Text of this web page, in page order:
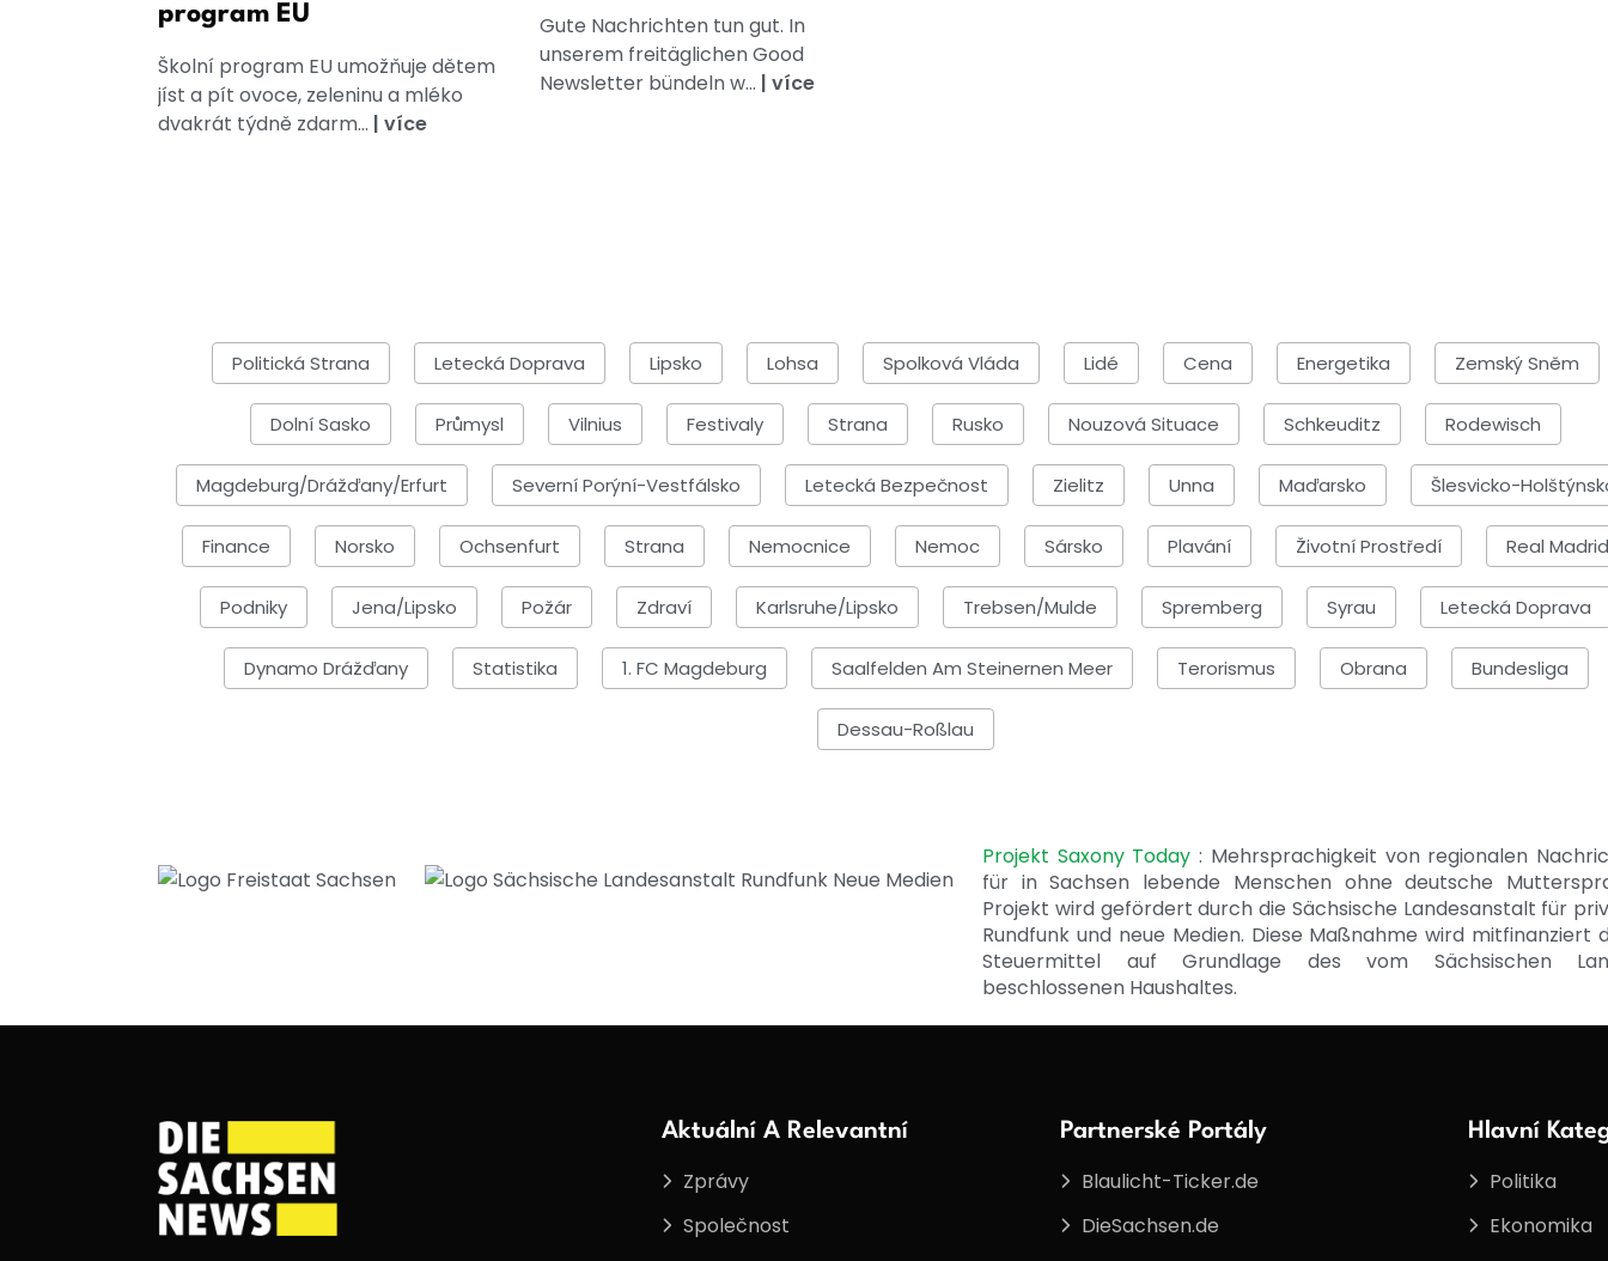
program EU
Školní program EU umožňuje dětem
jíst a pít ovoce, zeleninu a mléko
dvakrát týdně zdarm... | více
Gute Nachrichten tun gut. In
unserem freitäglichen Good
Newsletter bündeln w... | více
Politická Strana Letecká Doprava Lipsko Lohsa Spolková Vláda Lidé Cena Energetika Zemský Sněm
Dolní Sasko Průmysl Vilnius Festivaly Strana Rusko Nouzová Situace Schkeuditz Rodewisch
Magdeburg/Drážďany/Erfurt Severní Porýní-Vestfálsko Letecká Bezpečnost Zielitz Unna Maďarsko Šlesvicko-
Finance Norsko Ochsenfurt Strana Nemocnice Nemoc Sársko Plavání Životní Prostředí Real Madrid
Podniky Jena/Lipsko Požár Zdraví Karlsruhe/Lipsko Trebsen/Mulde Spremberg Syrau Letecká Doprava
Dynamo Drážďany Statistika 1. FC Magdeburg Saalfelden Am Steinernen Meer Terorismus Obrana Bundesliga
Dessau-Roßlau
Projekt Saxony Today: Mehrsprachigkeit von regionalen
für in Sachsen lebende Menschen ohne deutsche
Projekt wird gefördert durch die Sächsische Landesanstalt für
Rundfunk und neue Medien. Diese Maßnahme wird mitfinanziert
Steuermittel auf Grundlage des vom Sächsischen
beschlossenen Haushaltes.
Aktuální A Relevantní
Zprávy
Společnost
Partnerské Portály
Blaulicht-Ticker.de
DieSachsen.de
Hlavní
Politika
Ekonomika